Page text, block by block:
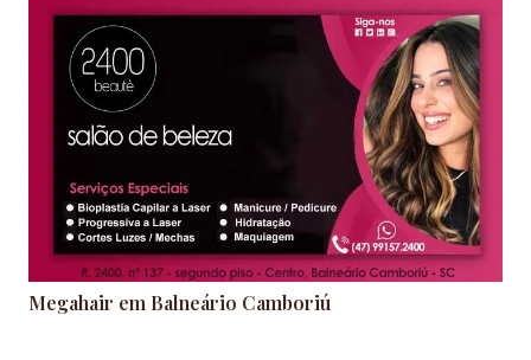
Megahair em Balneário Camboriú